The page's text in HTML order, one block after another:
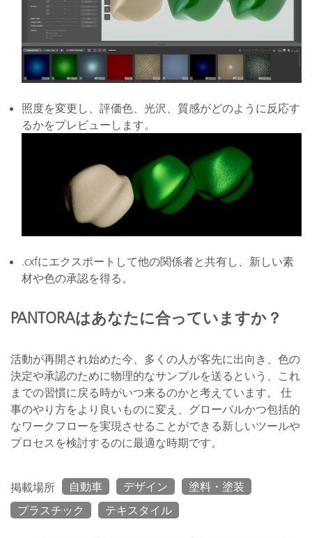
照度を変更し、評価色、光沢、質感がどのように反応す
るかをプレビューします。
.cxfにエクスポートして他の関係者と共有し、新しい素
材や色の承認を得る。
PANTORAはあなたに合っていますか？
活動が再開され始めた今、多くの人が客先に出向き、色の
決定や承認のために物理的なサンプルを送るという、これ
までの習慣に戻る時がいつ来るのかと考えています。 仕
事のやり方をより良いものに変え、グローバルかつ包括的
なワークフローを実現させることができる新しいツールや
プロセスを検討するのに最適な時期です。
掲載場所 自動車 デザイン
塗料・塗装
プラスチック
テキスタイル